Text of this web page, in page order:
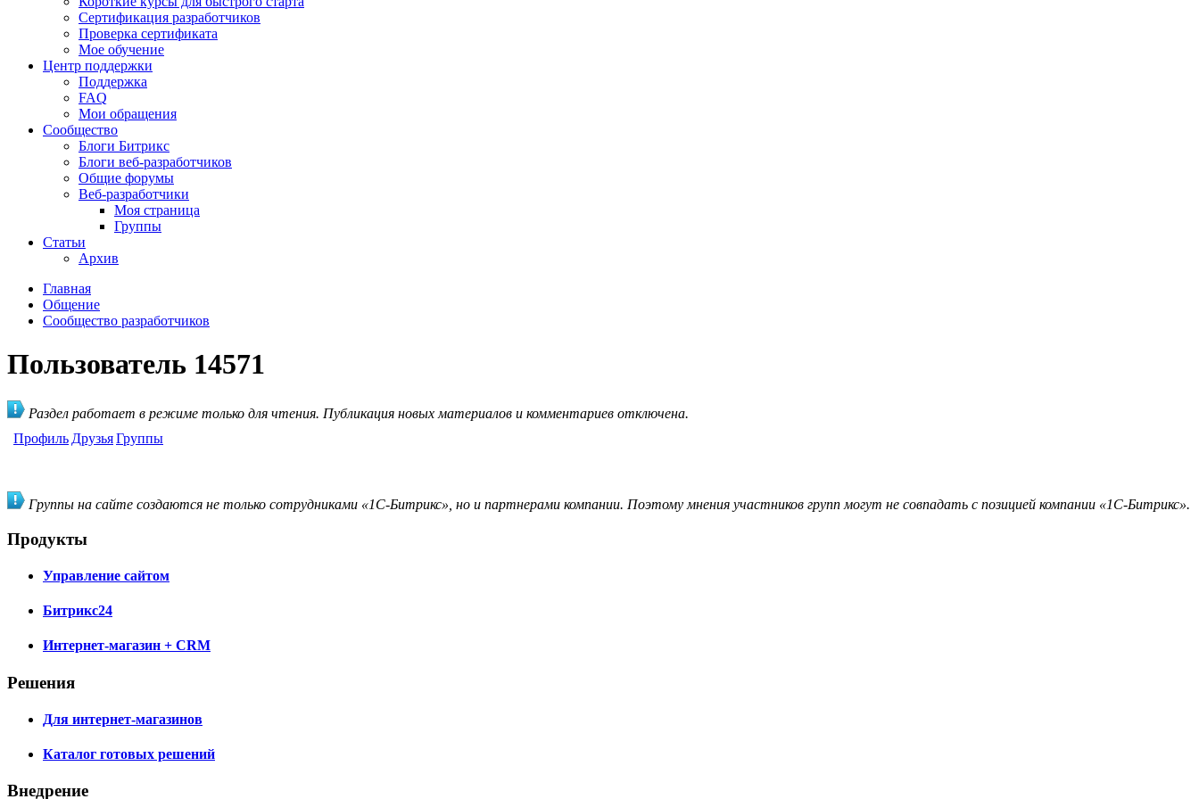
Сертификация разработчиков
Проверка сертификата
Мое обучение
Центр поддержки
Поддержка
FAQ
Мои обращения
Сообщество
Блоги Битрикс
Блоги веб-разработчиков
Общие форумы
Веб-разработчики
Моя страница
Группы
Статьи
Архив
Главная
Общение
Сообщество разработчиков
Пользователь 14571
Раздел работает в режиме только для чтения. Публикация новых материалов и комментариев отключена.
Профиль ДрузьяГруппы
Группы на сайте создаются не только сотрудниками «1С-Битрикс», но и партнерами компании. Поэтому мнения участников групп могут не совпадать с позицией компании «1С-Битрикс».
Продукты
Управление сайтом
Битрикс24
Интернет-магазин + CRM
Решения
Для интернет-магазинов
Каталог готовых решений
Внедрение